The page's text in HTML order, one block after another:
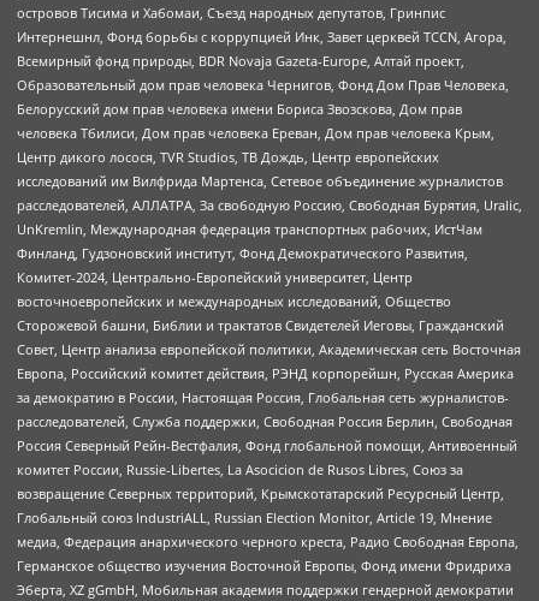
островов Тисима и Хабомаи, Съезд народных депутатов, Гринпис
Интернешнл, Фонд борьбы с коррупцией Инк, Завет церквей TCCN, Агора,
Всемирный фонд природы, BDR Novaja Gazeta-Europe, Алтай проект,
Образовательный дом прав человека Чернигов, Фонд Дом Прав Человека,
Белорусский дом прав человека имени Бориса Звозскова, Дом прав
человека Тбилиси, Дом прав человека Ереван, Дом прав человека Крым,
Центр дикого лосося, TVR Studios, ТВ Дождь, Центр европейских
исследований им Вилфрида Мартенса, Сетевое объединение журналистов
расследователей, АЛЛАТРА, За свободную Россию, Свободная Бурятия, Uralic,
UnKremlin, Международная федерация транспортных рабочих, ИстЧам
Финланд, Гудзоновский институт, Фонд Демократического Развития,
Комитет-2024, Центрально-Европейский университет, Центр
восточноевропейских и международных исследований, Общество
Сторожевой башни, Библии и трактатов Свидетелей Иеговы, Гражданский
Совет, Центр анализа европейской политики, Академическая сеть Восточная
Европа, Российский комитет действия, РЭНД корпорейшн, Русская Америка
за демократию в России, Настоящая Россия, Глобальная сеть журналистов-
расследователей, Служба поддержки, Свободная Россия Берлин, Свободная
Россия Северный Рейн-Вестфалия, Фонд глобальной помощи, Антивоенный
комитет России, Russie-Libertes, La Asocicion de Rusos Libres, Союз за
возвращение Северных территорий, Крымскотатарский Ресурсный Центр,
Глобальный союз IndustriALL, Russian Election Monitor, Article 19, Мнение
медиа, Федерация анархического черного креста, Радио Свободная Европа,
Германское общество изучения Восточной Европы, Фонд имени Фридриха
Эберта, XZ gGmbH, Мобильная академия поддержки гендерной демократии